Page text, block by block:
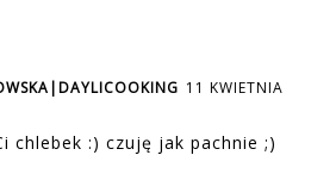
11 KWIETNIA
chlebek :) czuję jak pachnie ;)